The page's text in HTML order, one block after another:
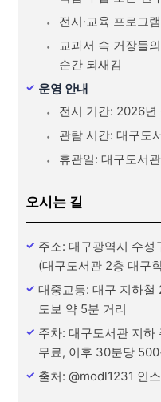
전시·교육 프로그
교과서 속 거장들
순간 되새김
운영 안내
전시 기간: 2026
관람 시간: 대구도
휴관일: 대구도서
오시는 길
주소: 대구광역시 수
(대구도서관 2층 대구
대중교통: 대구 지하철
도보 약 5분 거리
주차: 대구도서관 지
무료, 이후 30분당
출처: @modl1231 인